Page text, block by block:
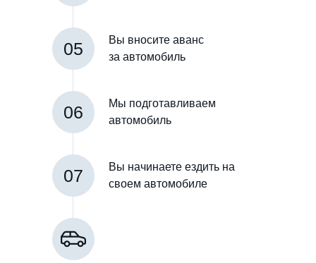
05
Вы вносите аванс
за автомобиль
06
Мы подготавливаем
автомобиль
07
Вы начинаете ездить на
своем автомобиле